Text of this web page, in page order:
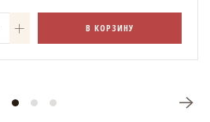
В КОРЗИНУ